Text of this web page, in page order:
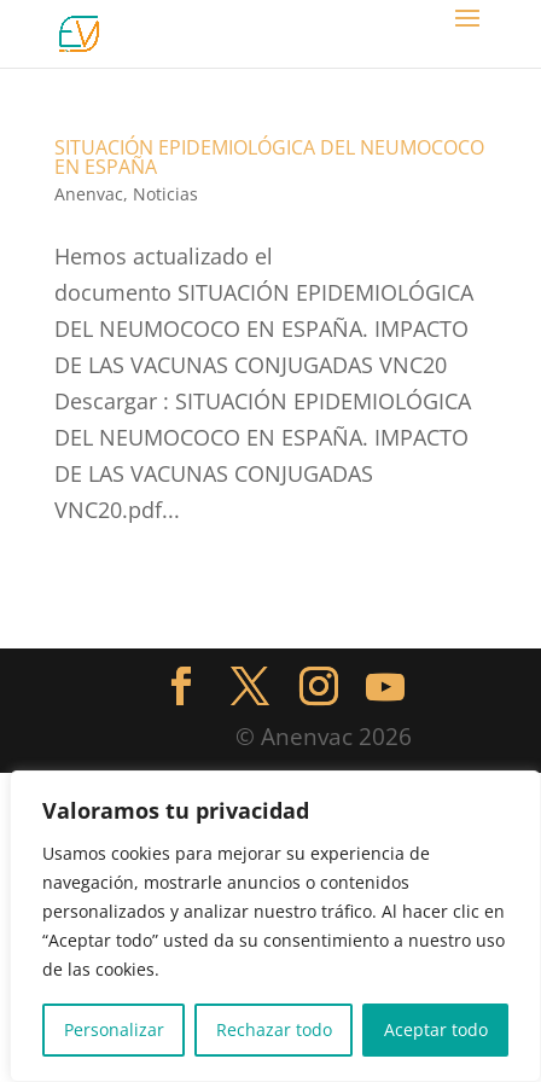
Valoramos tu privacidad
Usamos cookies para mejorar su experiencia de
navegación, mostrarle anuncios o contenidos
personalizados y analizar nuestro tráfico. Al hacer clic en
“Aceptar todo” usted da su consentimiento a nuestro uso
de las cookies.
Personalizar Rechazar todo Aceptar todo
SITUACIÓN EPIDEMIOLÓGICA DEL NEUMOCOCO
EN ESPAÑA
Anenvac, Noticias
Hemos actualizado el
documento SITUACIÓN EPIDEMIOLÓGICA
DEL NEUMOCOCO EN ESPAÑA. IMPACTO
DE LAS VACUNAS CONJUGADAS VNC20
Descargar : SITUACIÓN EPIDEMIOLÓGICA
DEL NEUMOCOCO EN ESPAÑA. IMPACTO
DE LAS VACUNAS CONJUGADAS
VNC20.pdf...
© Anenvac 2026